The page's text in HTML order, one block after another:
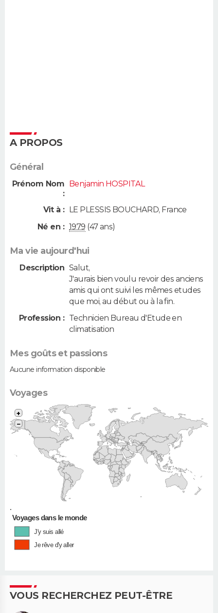
A PROPOS
Général
Prénom Nom
:
Benjamin HOSPITAL
Vit à : LE PLESSIS BOUCHARD, France
Né en : 1979 (47 ans)
Ma vie aujourd'hui
Description Salut,
J'aurais bien voulu revoir des anciens
amis qui ont suivi les mêmes etudes
que moi, au début ou à la fin.
Profession : Technicien Bureau d'Etude en
climatisation
Mes goûts et passions
Aucune information disponible
Voyages
•
+
−
Voyages dans le monde
J'y suis allé
Je rêve d'y aller
VOUS RECHERCHEZ PEUT-ÊTRE